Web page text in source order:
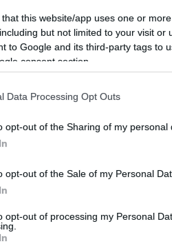
that this website/app uses one or
but not limited to your visit or
to Google and its third-party tags to
consent section.
Data Processing Opt Outs
opt-out of the Sharing of my personal
opt-out of the Sale of my Personal
opt-out of processing my Personal
is
a balátlövő
A csapat gerincét
bír.A szélen
is szurkolhatunk.
sikercsapatát –
erős lerohanásokkal és
érkezésével várhatóan